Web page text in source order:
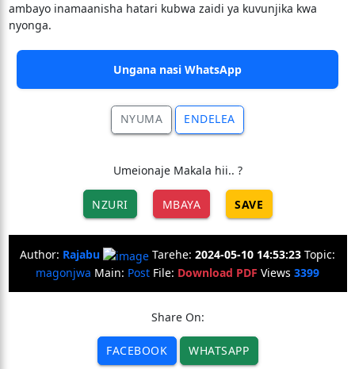
ambayo inamaanisha hatari kubwa zaidi ya kuvunjika kwa
nyonga.
Ungana nasi WhatsApp
NYUMA ENDELEA
Umeionaje Makala hii.. ?
NZURI MBAYA SAVE
Author: Rajabu Tarehe: 2024-05-10 14:53:23 Topic:
magonjwa Main: Post File: Download PDF Views 3399
Share On:
FACEBOOK WHATSAPP